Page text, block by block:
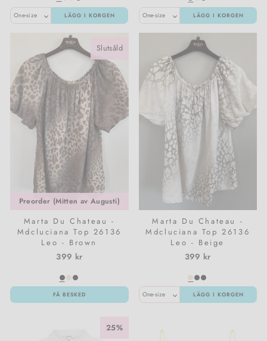
LÄGG I KORGEN LÄGG I KORGEN
Slutsåld
Preorder (Mitten av Augusti)
Marta Du Chateau -
Mdcluciana Top 26136
Leo - Brown
399 kr
FÅ BESKED
Marta Du Chateau -
Mdcluciana Top 26136
Leo - Beige
399 kr
LÄGG I KORGEN
25%